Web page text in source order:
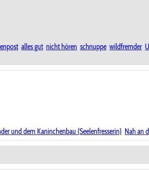
alles gut nicht hören schnuppe wildfremder
und dem Kaninchenbau (Seelenfresserin) Nah an